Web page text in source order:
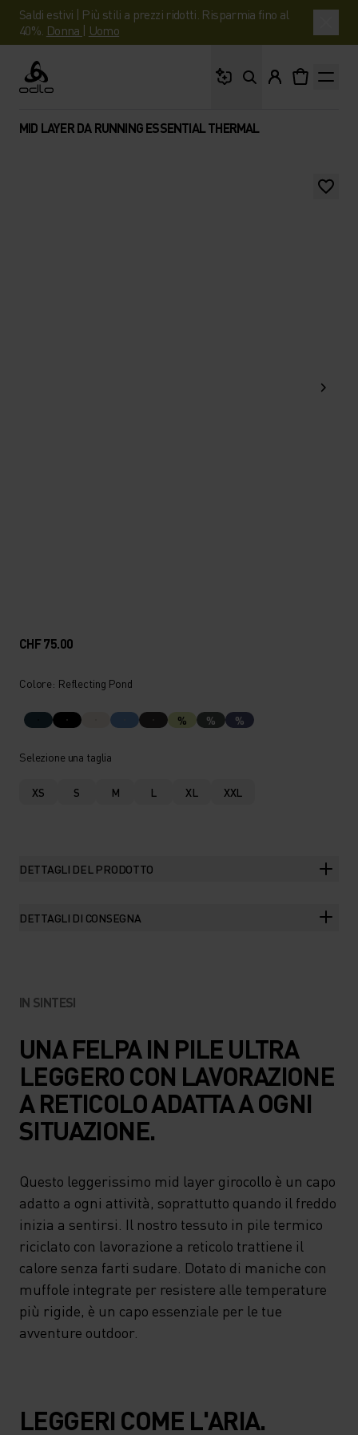
Saldi estivi | Più stili a prezzi ridotti. Risparmia fino al
40%. Donna | Uomo
Odlo
MID LAYER DA RUNNING ESSENTIAL THERMAL
CHF 75.00
Colore: Reflecting Pond
% % %
Selezione una taglia
XS S M L XL XXL
DETTAGLI DEL PRODOTTO
DETTAGLI DI CONSEGNA
IN SINTESI
UNA FELPA IN PILE ULTRA
LEGGERO CON LAVORAZIONE
A RETICOLO ADATTA A OGNI
SITUAZIONE.
Questo leggerissimo mid layer girocollo è un capo
adatto a ogni attività, soprattutto quando il freddo
inizia a sentirsi. Il nostro tessuto in pile termico
riciclato con lavorazione a reticolo trattiene il
calore senza farti sudare. Dotato di maniche con
muffole integrate per resistere alle temperature
più rigide, è un capo essenziale per le tue
avventure outdoor.
LEGGERI COME L'ARIA.